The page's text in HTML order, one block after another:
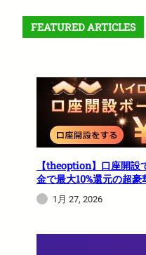
FEATURED ARTICLES
【theoption】口座開設
金で最大10%還元の超
1月 27, 2026